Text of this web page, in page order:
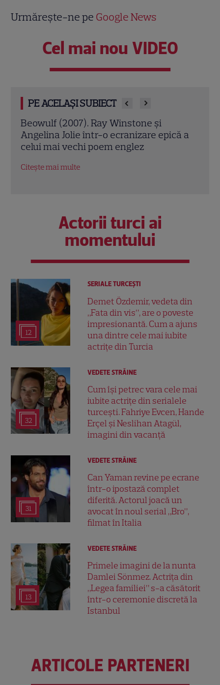
Urmărește-ne pe Google News
Cel mai nou VIDEO
PE ACELAȘI SUBIECT
Jack Ryan: Agentul din umbră (2014).
Chris Pine și Kevin Costner, într-o cursă
contra cronometru pentru salvarea
Actorii turci ai
momentului
12
SERIALE TURCEŞTI
Demet Özdemir, vedeta din
„Fata din vis”, are o poveste
impresionantă. Cum a ajuns
una dintre cele mai iubite
actrițe din Turcia
32
VEDETE STRĂINE
Cum își petrec vara cele mai
iubite actrițe din serialele
turcești. Fahriye Evcen, Hande
Erçel și Neslihan Atagül,
imagini din vacanță
31
VEDETE STRĂINE
Can Yaman revine pe ecrane
într-o ipostază complet
diferită. Actorul joacă un
avocat în noul serial „Bro”,
filmat în Italia
13
VEDETE STRĂINE
Primele imagini de la nunta
Damlei Sönmez. Actrița din
„Legea familiei” s-a căsătorit
într-o ceremonie discretă la
Istanbul
ARTICOLE PARTENERI